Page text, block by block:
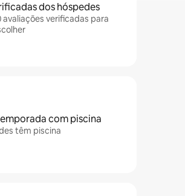
dos hóspedes
avaliações verificadas para
com piscina
têm piscina